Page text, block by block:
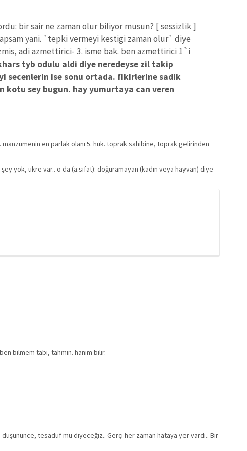
bir sair ne zaman olur biliyor musun? [ sessizlik ]
yani. `tepki vermeyi kestigi zaman olur` diye
adi azmettirici- 3. isme bak. ben azmettirici 1`i
tyb odulu aldi diye neredeyse zil takip
secenlerin ise sonu ortada. fikirlerine sadik
sey bugun. hay yumurtaya can veren
manzumenin en parlak olanı 5. huk. toprak sahibine, toprak gelirinden
yok, ukre var.. o da (a.sıfat): doğuramayan (kadın veya hayvan) diye
bilmem tabi, tahmin. hanım bilir.
tesadüf mü diyeceğiz.. Gerçi her zaman hataya yer vardı.. Bir